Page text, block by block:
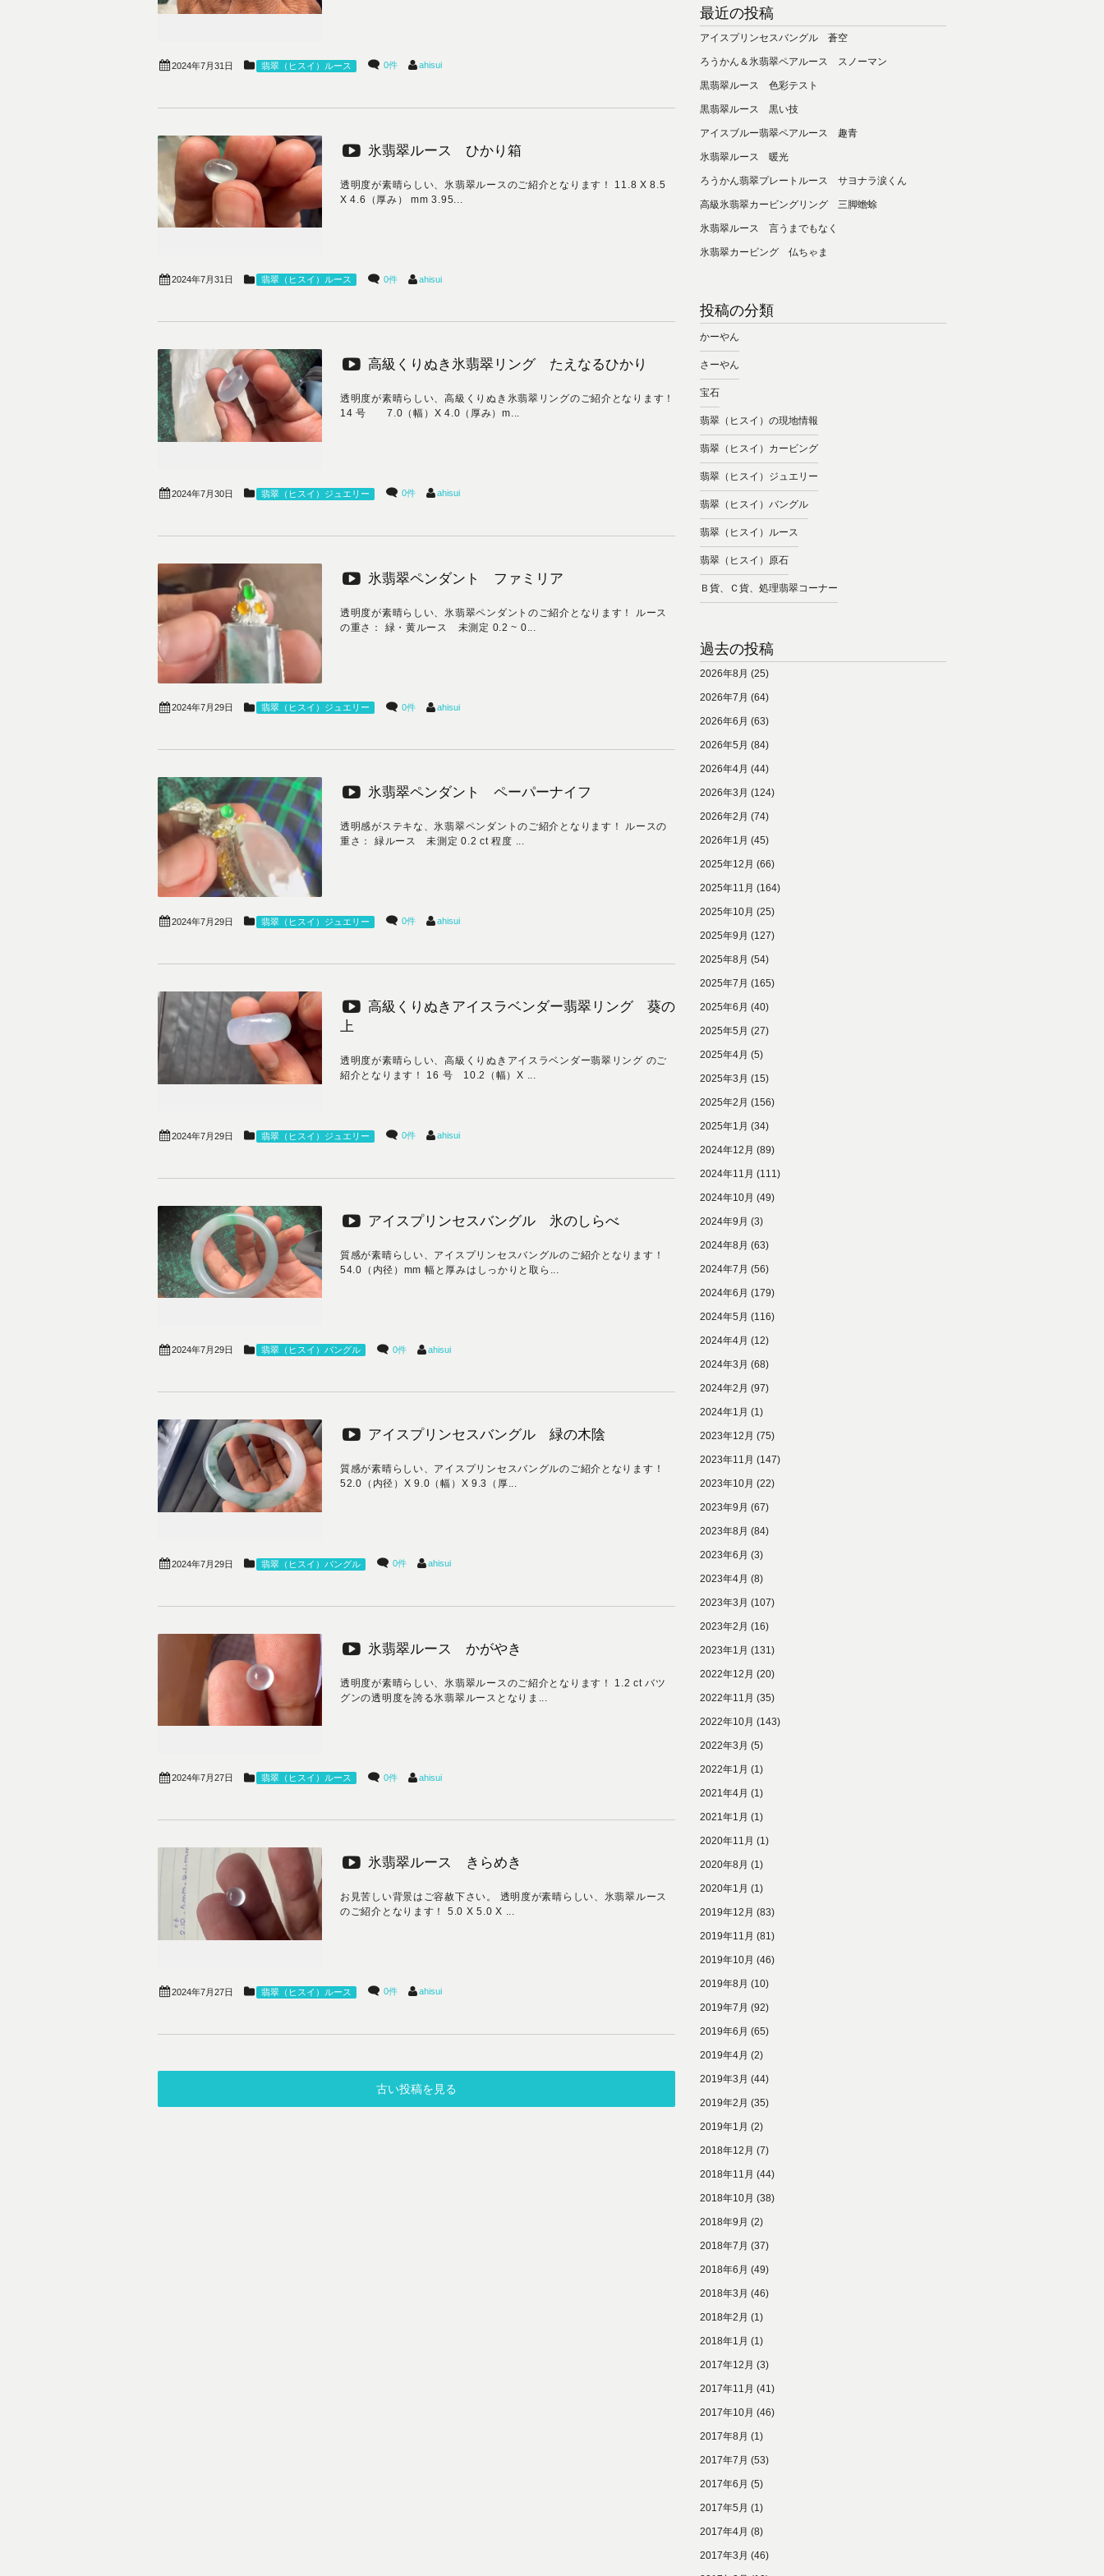
2024年7月31日 翡翠（ヒスイ）ルース 0件 ahisui
氷翡翠ルース ひかり箱
透明度が素晴らしい、氷翡翠ルースのご紹介となります！ 11.8 X 8.5
X 4.6（厚み） mm 3.95...
2024年7月31日 翡翠（ヒスイ）ルース 0件 ahisui
高級くりぬき氷翡翠リング たえなるひかり
透明度が素晴らしい、高級くりぬき氷翡翠リングのご紹介となります！
14 号 7.0（幅）X 4.0（厚み）m...
2024年7月30日 翡翠（ヒスイ）ジュエリー 0件 ahisui
氷翡翠ペンダント ファミリア
透明度が素晴らしい、氷翡翠ペンダントのご紹介となります！ ルース
の重さ： 緑・黄ルース 未測定 0.2 ~ 0...
2024年7月29日 翡翠（ヒスイ）ジュエリー 0件 ahisui
氷翡翠ペンダント ペーパーナイフ
透明感がステキな、氷翡翠ペンダントのご紹介となります！ ルースの
重さ： 緑ルース 未測定 0.2 ct 程度 ...
2024年7月29日 翡翠（ヒスイ）ジュエリー 0件 ahisui
高級くりぬきアイスラベンダー翡翠リング 葵の
上
透明度が素晴らしい、高級くりぬきアイスラベンダー翡翠リング のご
紹介となります！ 16 号 10.2（幅）X ...
2024年7月29日 翡翠（ヒスイ）ジュエリー 0件 ahisui
アイスプリンセスバングル 氷のしらべ
質感が素晴らしい、アイスプリンセスバングルのご紹介となります！
54.0（内径）mm 幅と厚みはしっかりと取ら...
2024年7月29日 翡翠（ヒスイ）バングル 0件 ahisui
アイスプリンセスバングル 緑の木陰
質感が素晴らしい、アイスプリンセスバングルのご紹介となります！
52.0（内径）X 9.0（幅）X 9.3（厚...
2024年7月29日 翡翠（ヒスイ）バングル 0件 ahisui
氷翡翠ルース かがやき
透明度が素晴らしい、氷翡翠ルースのご紹介となります！ 1.2 ct バツ
グンの透明度を誇る氷翡翠ルースとなりま...
2024年7月27日 翡翠（ヒスイ）ルース 0件 ahisui
氷翡翠ルース きらめき
お見苦しい背景はご容赦下さい。 透明度が素晴らしい、氷翡翠ルース
のご紹介となります！ 5.0 X 5.0 X ...
2024年7月27日 翡翠（ヒスイ）ルース 0件 ahisui
古い投稿を見る
最近の投稿
アイスプリンセスバングル 蒼空
ろうかん＆氷翡翠ペアルース スノーマン
黒翡翠ルース 色彩テスト
黒翡翠ルース 黒い技
アイスブルー翡翠ペアルース 趣青
氷翡翠ルース 暖光
ろうかん翡翠プレートルース サヨナラ涙くん
高級氷翡翠カービングリング 三脚蟾蜍
氷翡翠ルース 言うまでもなく
氷翡翠カービング 仏ちゃま
投稿の分類
かーやん
さーやん
宝石
翡翠（ヒスイ）の現地情報
翡翠（ヒスイ）カービング
翡翠（ヒスイ）ジュエリー
翡翠（ヒスイ）バングル
翡翠（ヒスイ）ルース
翡翠（ヒスイ）原石
Ｂ貨、Ｃ貨、処理翡翠コーナー
過去の投稿
2026年8月 (25)
2026年7月 (64)
2026年6月 (63)
2026年5月 (84)
2026年4月 (44)
2026年3月 (124)
2026年2月 (74)
2026年1月 (45)
2025年12月 (66)
2025年11月 (164)
2025年10月 (25)
2025年9月 (127)
2025年8月 (54)
2025年7月 (165)
2025年6月 (40)
2025年5月 (27)
2025年4月 (5)
2025年3月 (15)
2025年2月 (156)
2025年1月 (34)
2024年12月 (89)
2024年11月 (111)
2024年10月 (49)
2024年9月 (3)
2024年8月 (63)
2024年7月 (56)
2024年6月 (179)
2024年5月 (116)
2024年4月 (12)
2024年3月 (68)
2024年2月 (97)
2024年1月 (1)
2023年12月 (75)
2023年11月 (147)
2023年10月 (22)
2023年9月 (67)
2023年8月 (84)
2023年6月 (3)
2023年4月 (8)
2023年3月 (107)
2023年2月 (16)
2023年1月 (131)
2022年12月 (20)
2022年11月 (35)
2022年10月 (143)
2022年3月 (5)
2022年1月 (1)
2021年4月 (1)
2021年1月 (1)
2020年11月 (1)
2020年8月 (1)
2020年1月 (1)
2019年12月 (83)
2019年11月 (81)
2019年10月 (46)
2019年8月 (10)
2019年7月 (92)
2019年6月 (65)
2019年4月 (2)
2019年3月 (44)
2019年2月 (35)
2019年1月 (2)
2018年12月 (7)
2018年11月 (44)
2018年10月 (38)
2018年9月 (2)
2018年7月 (37)
2018年6月 (49)
2018年3月 (46)
2018年2月 (1)
2018年1月 (1)
2017年12月 (3)
2017年11月 (41)
2017年10月 (46)
2017年8月 (1)
2017年7月 (53)
2017年6月 (5)
2017年5月 (1)
2017年4月 (8)
2017年3月 (46)